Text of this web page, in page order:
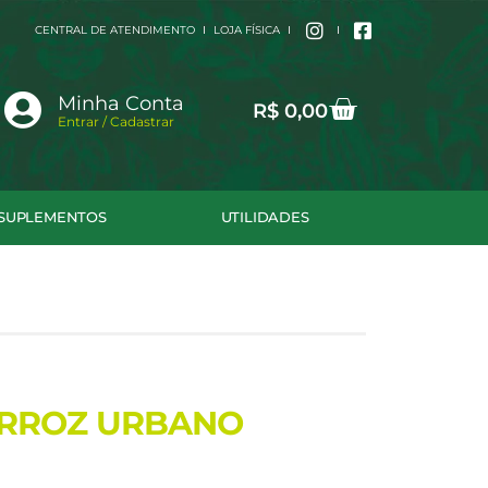
CENTRAL DE ATENDIMENTO LOJA FÍSICA
Minha Conta
Entrar / Cadastrar R$ 0,00Cart
UTILIDADES
URBANO